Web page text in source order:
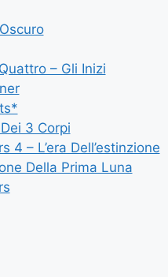
– Gli Inizi
3 Corpi
4 – L’era Dell’estinzione
Della Prima Luna